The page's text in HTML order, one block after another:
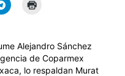
Alejandro Sánchez
de Coparmex
lo respaldan Murat